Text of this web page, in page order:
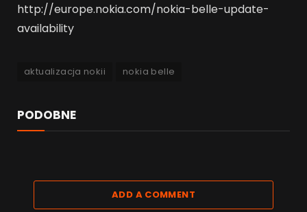
http://europe.nokia.com/nokia-belle-update-
availability
aktualizacja nokii nokia belle
PODOBNE
ADD A COMMENT